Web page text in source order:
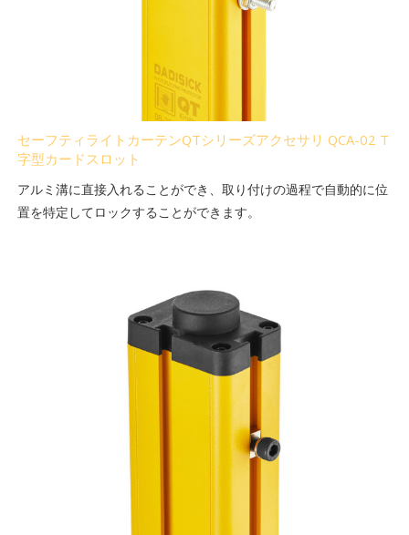
セーフティライトカーテンQTシリーズアクセサリ QCA-02 T
字型カードスロット
アルミ溝に直接入れることができ、取り付けの過程で自動的に位
置を特定してロックすることができます。